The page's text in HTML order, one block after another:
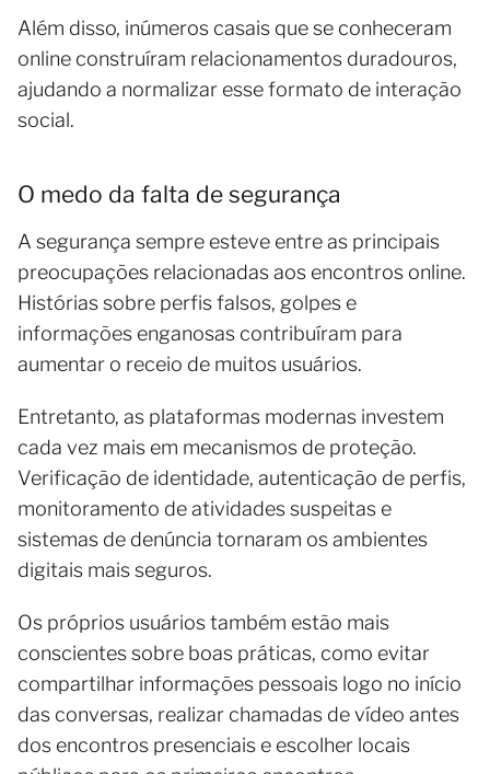
Além disso, inúmeros casais que se conheceram
online construíram relacionamentos duradouros,
ajudando a normalizar esse formato de interação
social.
O medo da falta de segurança
A segurança sempre esteve entre as principais
preocupações relacionadas aos encontros online.
Histórias sobre perfis falsos, golpes e
informações enganosas contribuíram para
aumentar o receio de muitos usuários.
Entretanto, as plataformas modernas investem
cada vez mais em mecanismos de proteção.
Verificação de identidade, autenticação de perfis,
monitoramento de atividades suspeitas e
sistemas de denúncia tornaram os ambientes
digitais mais seguros.
Os próprios usuários também estão mais
conscientes sobre boas práticas, como evitar
compartilhar informações pessoais logo no início
das conversas, realizar chamadas de vídeo antes
dos encontros presenciais e escolher locais